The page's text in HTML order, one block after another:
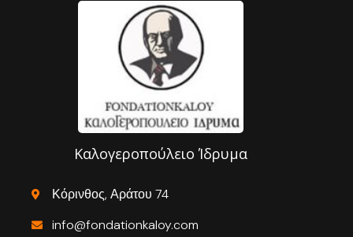
Καλογεροπούλειο Ίδρυμα
Κόρινθος, Αράτου 74
info@fondationkaloy.com